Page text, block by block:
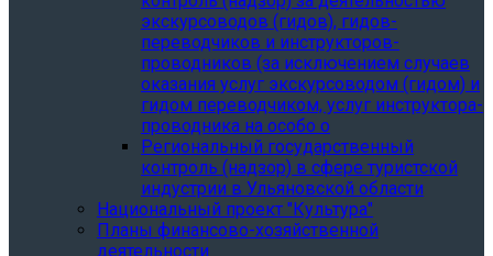
экскурсоводов (гидов), гидов-
переводчиков и инструкторов-
проводников (за исключением случаев
оказания услуг экскурсоводом (гидом) и
гидом переводчиком, услуг инструктора-
проводника на особо о
Региональный государственный
контроль (надзор) в сфере туристской
индустрии в Ульяновской области
Национальный проект "Культура"
Планы финансово-хозяйственной
деятельности